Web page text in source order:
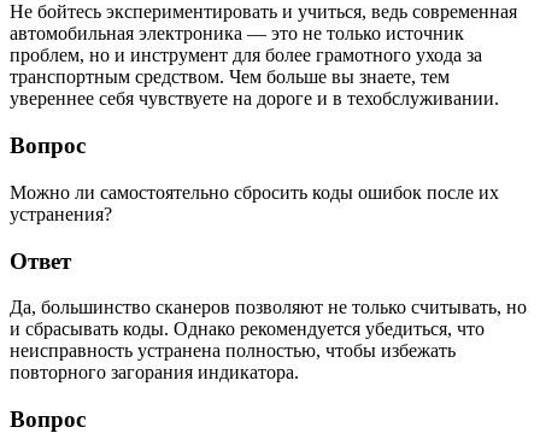
Не бойтесь экспериментировать и учиться, ведь современная
автомобильная электроника — это не только источник
проблем, но и инструмент для более грамотного ухода за
транспортным средством. Чем больше вы знаете, тем
увереннее себя чувствуете на дороге и в техобслуживании.
Вопрос
Можно ли самостоятельно сбросить коды ошибок после их
устранения?
Ответ
Да, большинство сканеров позволяют не только считывать, но
и сбрасывать коды. Однако рекомендуется убедиться, что
неисправность устранена полностью, чтобы избежать
повторного загорания индикатора.
Вопрос